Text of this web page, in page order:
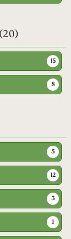
(20)
15
8
5
12
3
1